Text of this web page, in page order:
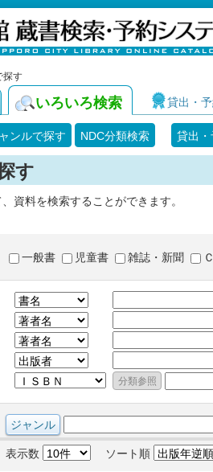
探す
いろいろ検索 貸出・
ンルで探す NDC分類検索 貸出
す
資料を検索することができます。
一般書 児童書 雑誌・新聞
表示数 ソート順